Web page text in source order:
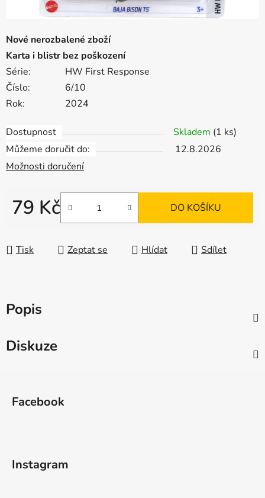
Nové nerozbalené zboží
Karta i blistr bez poškození
Série:
HW First Response
Číslo:
6/10
Rok:
2024
Dostupnost Skladem (1 ks)
Můžeme doručit do:
12.8.2026
Možnosti doručení
79 Kč
Měrná cena:
DO KOŠÍKU
Tisk Zeptat se Hlídat Sdílet
Popis
Diskuze
Facebook
Instagram